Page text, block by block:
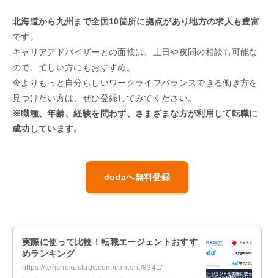
北海道から九州まで全国10箇所に拠点があり地方の求人も豊富
です。
キャリアアドバイザーとの面接は、土日や夜間の相談も可能な
ので、忙しい方にもおすすめ。
今よりもっと自分らしいワークライフバランスできる働き方を
見つけたい方は、ぜひ登録してみてください。
※職種、年齢、経験を問わず、さまざまな方が利用して転職に
成功しています。
dodaへ無料登録
実際に使って比較！転職エージェントおすす
めランキング
https://tenshokustudy.com/content/8341/